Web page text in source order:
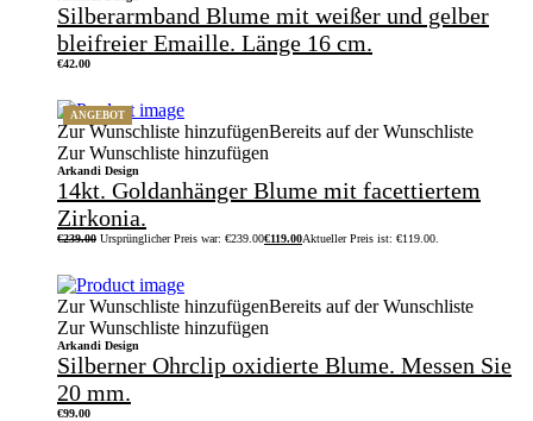
Silberarmband Blume mit weißer und gelber
bleifreier Emaille. Länge 16 cm.
€42.00
ANGEBOT
Zur Wunschliste hinzufügenBereits auf der Wunschliste
Zur Wunschliste hinzufügen
Arkandi Design
14kt. Goldanhänger Blume mit facettiertem
Zirkonia.
€239.00 Ursprünglicher Preis war: €239.00€119.00Aktueller Preis ist: €119.00.
Zur Wunschliste hinzufügenBereits auf der Wunschliste
Zur Wunschliste hinzufügen
Arkandi Design
Silberner Ohrclip oxidierte Blume. Messen Sie
20 mm.
€99.00